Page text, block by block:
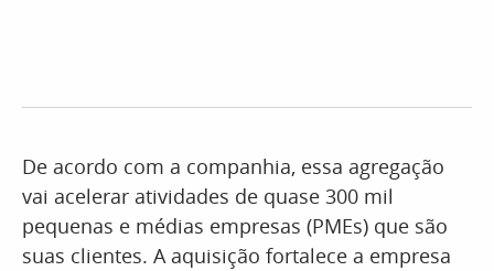
De acordo com a companhia, essa agregação
vai acelerar atividades de quase 300 mil
pequenas e médias empresas (PMEs) que são
suas clientes. A aquisição fortalece a empresa